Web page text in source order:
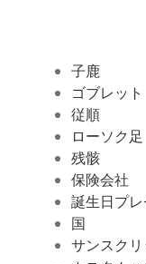
子鹿
ゴブレット
従順
ローソク足
残骸
保険会社
誕生日プレ
国
サンスクリ